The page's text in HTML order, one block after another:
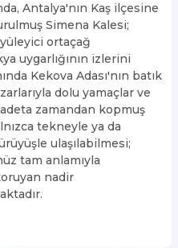
Antalya'nın Kaş ilçesine
Simena Kalesi;
ortaçağ
uygarlığının izlerini
Kekova Adası'nın batık
dolu yamaçlar ve
zamandan kopmuş
tekneyle ya da
ulaşılabilmesi;
tam anlamıyla
nadir